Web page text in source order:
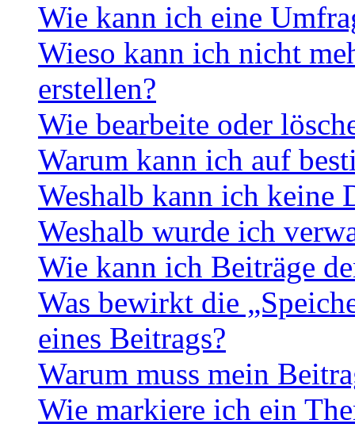
Wie kann ich eine
Wieso kann ich nicht
erstellen?
Wie bearbeite oder
Warum kann ich auf
Weshalb kann ich keine
Weshalb wurde ich
Wie kann ich Beiträge
Was bewirkt die
eines Beitrags?
Warum muss mein
Wie markiere ich ein